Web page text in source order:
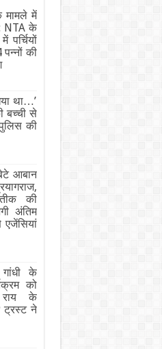
मामले में
NTA के
पर्चियों
की
था…’
बच्ची से
की
आबान
की
अंतिम
के
को
के
ट्रस्ट ने